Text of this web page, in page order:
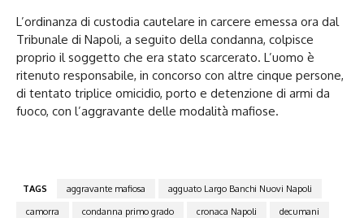
L’ordinanza di custodia cautelare in carcere emessa ora dal
Tribunale di Napoli, a seguito della condanna, colpisce
proprio il soggetto che era stato scarcerato. L’uomo è
ritenuto responsabile, in concorso con altre cinque persone,
di tentato triplice omicidio, porto e detenzione di armi da
fuoco, con l’aggravante delle modalità mafiose.
TAGS aggravante mafiosa
agguato Largo Banchi Nuovi Napoli
camorra
condanna primo grado cronaca Napoli
decumani